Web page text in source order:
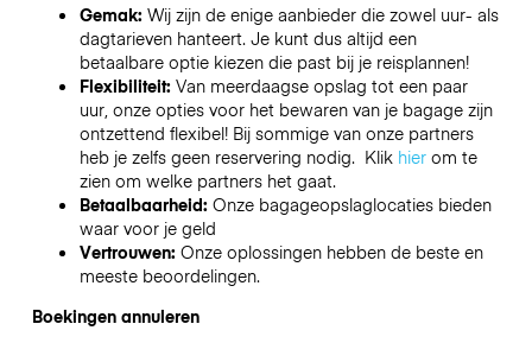
Gemak: Wij zijn de enige aanbieder die zowel uur- als
dagtarieven hanteert. Je kunt dus altijd een
betaalbare optie kiezen die past bij je reisplannen!
Flexibiliteit: Van meerdaagse opslag tot een paar
uur, onze opties voor het bewaren van je bagage zijn
ontzettend flexibel! Bij sommige van onze partners
heb je zelfs geen reservering nodig. Klik hierom te
zien om welke partners het gaat.
Betaalbaarheid: Onze bagageopslaglocaties bieden
waar voor je geld
Vertrouwen: Onze oplossingen hebben de beste en
meeste beoordelingen.
Boekingen annuleren